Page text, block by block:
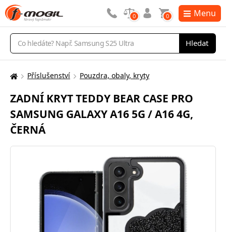
Vyhledávání
Hledat
0 0 Menu
Zde
nacházíte:
Příslušenství Pouzdra, obaly, kryty
ZADNÍ KRYT TEDDY BEAR CASE PRO
SAMSUNG GALAXY A16 5G / A16 4G,
ČERNÁ